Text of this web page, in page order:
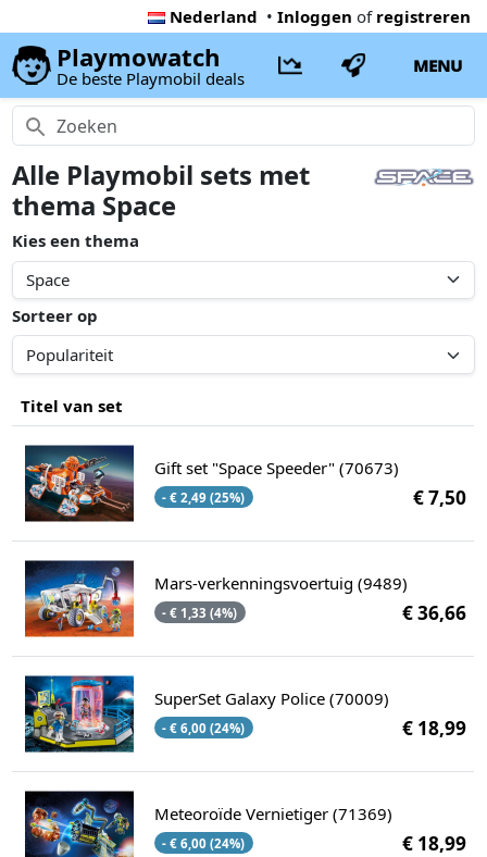
Nederland • Inloggen of registreren
Playmowatch
De beste Playmobil deals
MENU
Alle Playmobil sets met
thema Space
Kies een thema
Sorteer op
Titel van set
Gift set "Space Speeder" (70673)
- € 2,49 (25%) € 7,50
Mars-verkenningsvoertuig (9489)
- € 1,33 (4%) € 36,66
SuperSet Galaxy Police (70009)
- € 6,00 (24%) € 18,99
Meteoroïde Vernietiger (71369)
- € 6,00 (24%) € 18,99